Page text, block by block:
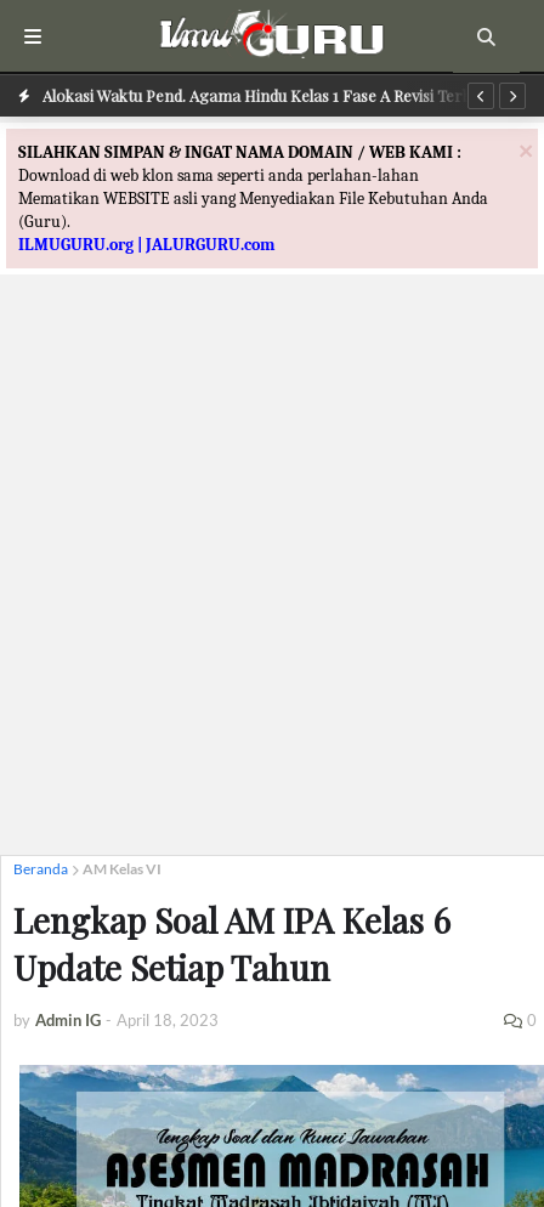
Alokasi Waktu Pend. Agama Hindu Kelas 1 Fase A Revisi Terbaru
Alokasi Waktu Pend. Agama Buddha Kelas 1 Fase A Revisi Terbaru
×
SILAHKAN SIMPAN & INGAT NAMA DOMAIN / WEB KAMI :
Download di web klon sama seperti anda perlahan-lahan
Mematikan WEBSITE asli yang Menyediakan File Kebutuhan Anda
(Guru).
ILMUGURU.org | JALURGURU.com
Beranda AM Kelas VI
Lengkap Soal AM IPA Kelas 6
Update Setiap Tahun
by Admin IG - April 18, 2023 0